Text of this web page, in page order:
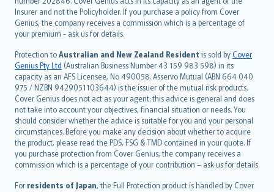
Insurer and not the Policyholder. If you purchase a policy from Cover
Genius, the company receives a commission which is a percentage of
your premium - ask us for details.
Protection toAustralian and New Zealand Resident is sold byCover
Genius Pty Ltd (Australian Business Number 43 159 983 598) in its
capacity as an AFS Licensee, No 490058. Asservo Mutual (ABN 664 040
975 / NZBN 9429051103644) is the issuer of the mutual risk products.
Cover Genius does not act as your agent: this advice is general and does
not take into account your objectives, financial situation or needs. You
should consider whether the advice is suitable for you and your personal
circumstances. Before you make any decision about whether to acquire
the product, please read the PDS, FSG & TMD contained in your quote. If
you purchase protection from Cover Genius, the company receives a
commission which is a percentage of your contribution – ask us for details.
For residents of Japan, the Full Protection product is handled by Cover
suomi
العربيّة
Türkçe
česky
Русский
ภาษาไทย
български
català
Hrvatski
eesti
Ελληνικά
Magyar
Íslenska